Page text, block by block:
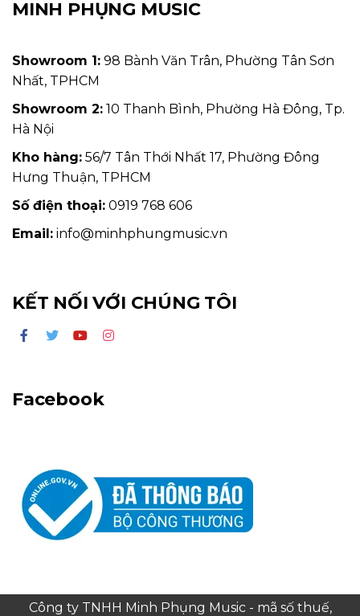
MINH PHỤNG MUSIC
Showroom 1: 98 Bành Văn Trân, Phường Tân Sơn
Nhất, TPHCM
Showroom 2: 10 Thanh Bình, Phường Hà Đông, Tp.
Hà Nội
Kho hàng: 56/7 Tân Thới Nhất 17, Phường Đông
Hưng Thuận, TPHCM
Số điện thoại: 0919 768 606
Email: info@minhphungmusic.vn
KẾT NỐI VỚI CHÚNG TÔI
Facebook
Công ty TNHH Minh Phụng Music - mã số thuế,